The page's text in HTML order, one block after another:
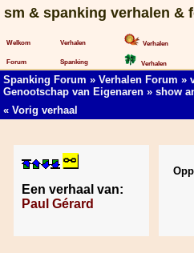
sm & spanking verhalen &
Welkom
Forum
Verhalen
Spanking
Verhalen
Verhalen
Spanking Forum » Verhalen Forum »
Genootschap van Eigenaren » show
« Vorig verhaal
Een verhaal van:
Paul Gérard